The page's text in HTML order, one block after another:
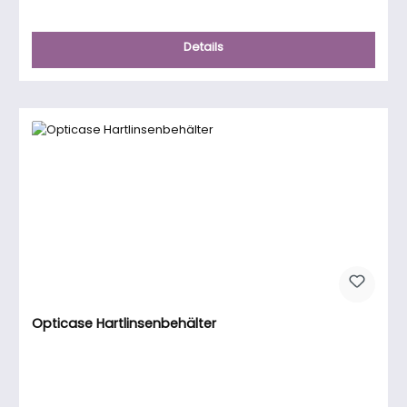
Details
Opticase Hartlinsenbehälter